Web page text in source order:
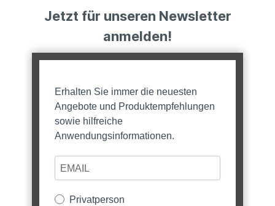
Jetzt für unseren Newsletter
anmelden!
Erhalten Sie immer die neuesten
Angebote und Produktempfehlungen
sowie hilfreiche
Anwendungsinformationen.
Privatperson